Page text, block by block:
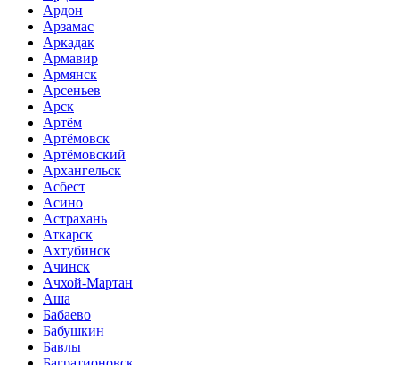
Ардон
Арзамас
Аркадак
Армавир
Армянск
Арсеньев
Арск
Артём
Артёмовск
Артёмовский
Архангельск
Асбест
Асино
Астрахань
Аткарск
Ахтубинск
Ачинск
Ачхой-Мартан
Аша
Бабаево
Бабушкин
Бавлы